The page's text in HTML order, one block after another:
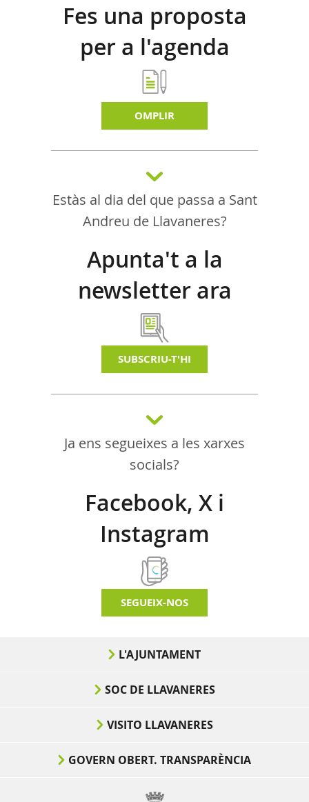
Fes una proposta
per a l'agenda
d'activitats
OMPLIR
Estàs al dia del que passa a Sant
Andreu de Llavaneres?
Apunta't a la
newsletter ara
SUBSCRIU-T'HI
Ja ens segueixes a les xarxes
socials?
Facebook, X i
Instagram
SEGUEIX-NOS
L'AJUNTAMENT
SOC DE LLAVANERES
VISITO LLAVANERES
GOVERN OBERT. TRANSPARÈNCIA